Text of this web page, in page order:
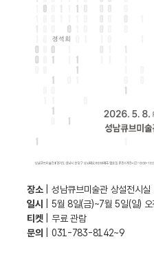
장소
| 성남큐브미술관 상설전시실
일시
| 5월 8일(금)~7월 5일(일)
티켓
| 무료 관람
문의
| 031-783-8142~9